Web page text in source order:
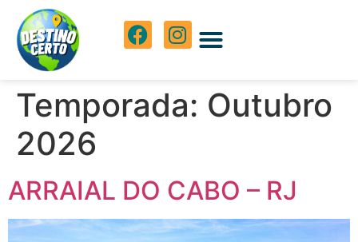
Temporada: Outubro
2026
ARRAIAL DO CABO – RJ